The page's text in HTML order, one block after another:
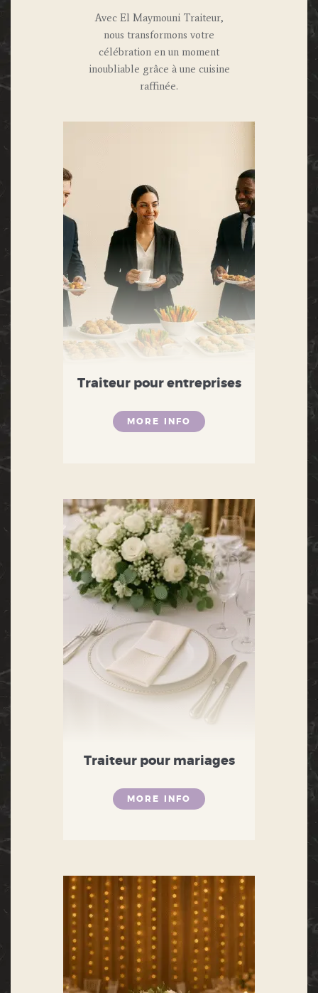
Avec El Maymouni Traiteur,
nous transformons votre
célébration en un moment
inoubliable grâce à une cuisine
raffinée.
Traiteur pour entreprises
MORE INFO
Traiteur pour mariages
MORE INFO